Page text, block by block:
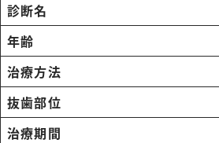
診断名
年齢
治療方法
抜歯部位
治療期間